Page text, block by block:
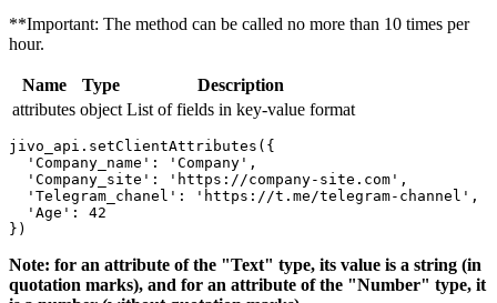
**Important: The method can be called no more than 10 times per
hour.
Name Type
Description
attributes object List of fields in key-value format
jivo_api.setClientAttributes({
  'Company_name': 'Company',
  'Company_site': 'https://company-site.com',
  'Telegram_chanel': 'https://t.me/telegram-channel',
  'Age': 42
Note: for an attribute of the "Text" type, its value is a string (in
quotation marks), and for an attribute of the "Number" type, it